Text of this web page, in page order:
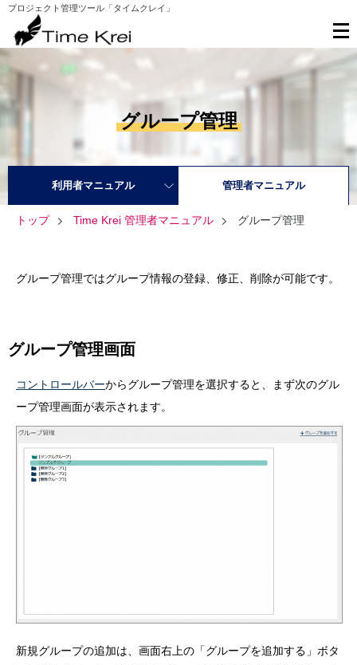
プロジェクト管理ツール「タイムクレイ」
グループ管理
利用者マニュアル 管理者マニュアル
トップ Time Krei 管理者マニュアル グループ管理
グループ管理ではグループ情報の登録、修正、削除が可能です。
グループ管理画面
コントロールバーからグループ管理を選択すると、まず次のグル
ープ管理画面が表示されます。
新規グループの追加は、画面右上の「グループを追加する」ボタ